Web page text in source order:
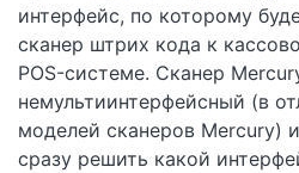
интерфейс, по которому
сканер штрих кода к
POS-системе. Сканер
немультиинтерфейсный (в
моделей сканеров Mercury)
сразу решить какой